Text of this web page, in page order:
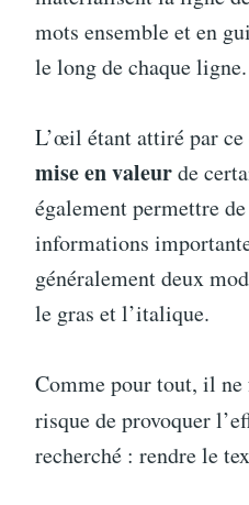
mots ensemble et en
le long de chaque ligne.
L’œil étant attiré par
mise en valeurde
également permettre
informations
généralement deux
le gras et l’italique.
Comme pour tout, il ne
risque de provoquer
recherché : rendre le